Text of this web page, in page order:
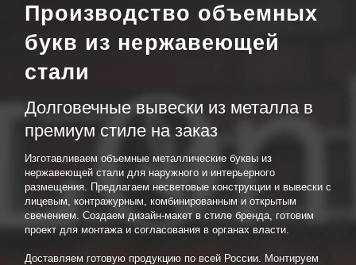
Производство объемных
букв из нержавеющей
стали
Долговечные вывески из металла в
премиум стиле на заказ
Изготавливаем объемные металлические буквы из
нержавеющей стали для наружного и интерьерного
размещения. Предлагаем несветовые конструкции и вывески с
лицевым, контражурным, комбинированным и открытым
свечением. Создаем дизайн-макет в стиле бренда, готовим
проект для монтажа и согласования в органах власти.
Доставляем готовую продукцию по всей России. Монтируем